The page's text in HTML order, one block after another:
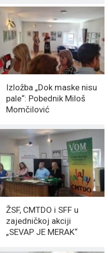
Izložba „Dok maske nisu
pale“: Pobednik Miloš
Momčilović
ŽSF, CMTDO i SFF u
zajedničkoj akciji
„SEVAP JE MERAK“